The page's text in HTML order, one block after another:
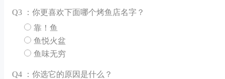
Q3 ：你更喜欢下面哪个烤鱼店名字？
靠！鱼
鱼悦火盆
鱼味无穷
Q4 ：你选它的原因是什么？